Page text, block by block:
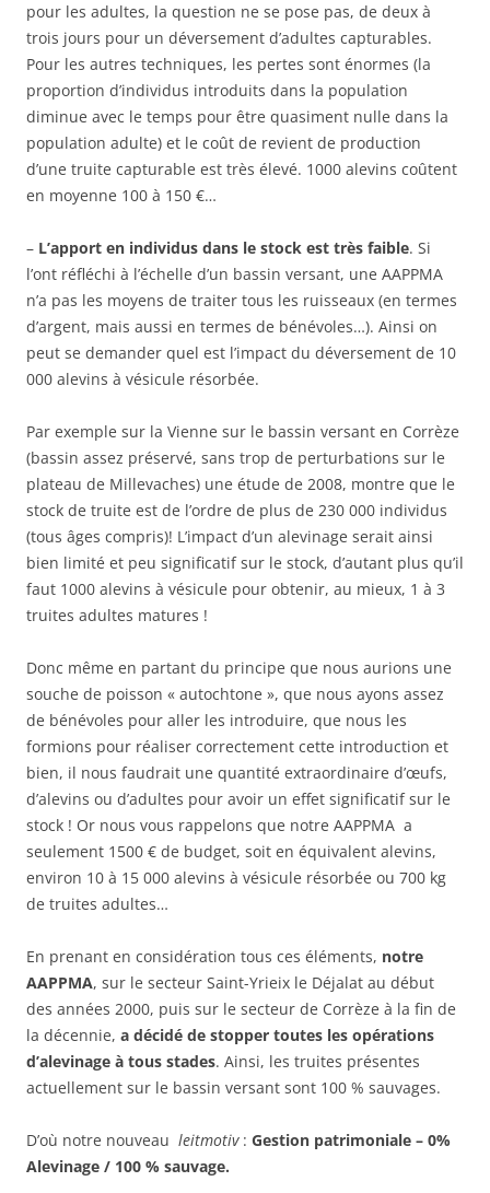
pour les adultes, la question ne se pose pas, de deux à
trois jours pour un déversement d’adultes capturables.
Pour les autres techniques, les pertes sont énormes (la
proportion d’individus introduits dans la population
diminue avec le temps pour être quasiment nulle dans la
population adulte) et le coût de revient de production
d’une truite capturable est très élevé. 1000 alevins coûtent
en moyenne 100 à 150 €…
– L’apport en individus dans le stock est très faible. Si
l’ont réfléchi à l’échelle d’un bassin versant, une AAPPMA
n’a pas les moyens de traiter tous les ruisseaux (en termes
d’argent, mais aussi en termes de bénévoles…). Ainsi on
peut se demander quel est l’impact du déversement de 10
000 alevins à vésicule résorbée.
Par exemple sur la Vienne sur le bassin versant en Corrèze
(bassin assez préservé, sans trop de perturbations sur le
plateau de Millevaches) une étude de 2008, montre que le
stock de truite est de l’ordre de plus de 230 000 individus
(tous âges compris)! L’impact d’un alevinage serait ainsi
bien limité et peu significatif sur le stock, d’autant plus qu’il
faut 1000 alevins à vésicule pour obtenir, au mieux, 1 à 3
truites adultes matures !
Donc même en partant du principe que nous aurions une
souche de poisson « autochtone », que nous ayons assez
de bénévoles pour aller les introduire, que nous les
formions pour réaliser correctement cette introduction et
bien, il nous faudrait une quantité extraordinaire d’œufs,
d’alevins ou d’adultes pour avoir un effet significatif sur le
stock ! Or nous vous rappelons que notre AAPPMA a
seulement 1500 € de budget, soit en équivalent alevins,
environ 10 à 15 000 alevins à vésicule résorbée ou 700 kg
de truites adultes…
En prenant en considération tous ces éléments, notre
AAPPMA, sur le secteur Saint-Yrieix le Déjalat au début
des années 2000, puis sur le secteur de Corrèze à la fin de
la décennie, a décidé de stopper toutes les opérations
d’alevinage à tous stades. Ainsi, les truites présentes
actuellement sur le bassin versant sont 100 % sauvages.
D’où notre nouveau leitmotiv: Gestion patrimoniale – 0%
Alevinage / 100 % sauvage.